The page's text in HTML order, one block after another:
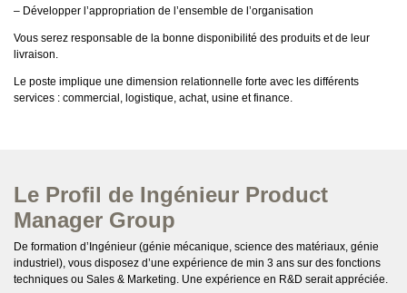
– Développer l’appropriation de l’ensemble de l’organisation
Vous serez responsable de la bonne disponibilité des produits et de leur
livraison.
Le poste implique une dimension relationnelle forte avec les différents
services : commercial, logistique, achat, usine et finance.
Le Profil de Ingénieur Product
Manager Group
De formation d’Ingénieur (génie mécanique, science des matériaux, génie
industriel), vous disposez d’une expérience de min 3 ans sur des fonctions
techniques ou Sales & Marketing. Une expérience en R&D serait appréciée.